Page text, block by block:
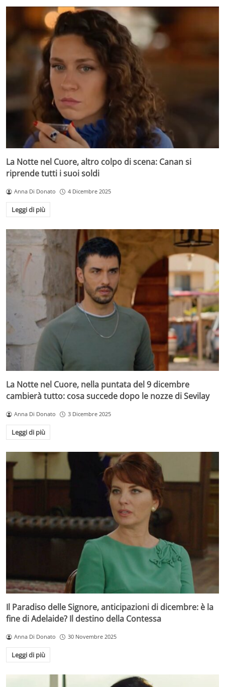
La Notte nel Cuore, altro colpo di scena: Canan si
riprende tutti i suoi soldi
Anna Di Donato 4 Dicembre 2025
Leggi di più
La Notte nel Cuore, nella puntata del 9 dicembre
cambierà tutto: cosa succede dopo le nozze di Sevilay
Anna Di Donato 3 Dicembre 2025
Leggi di più
Il Paradiso delle Signore, anticipazioni di dicembre: è la
fine di Adelaide? Il destino della Contessa
Anna Di Donato 30 Novembre 2025
Leggi di più